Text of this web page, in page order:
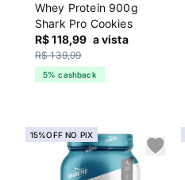
Whey Protein 900g
Shark Pro Cookies
R$ 118,99 a vista
R$ 139,99
5% cashback
15%OFF NO PIX